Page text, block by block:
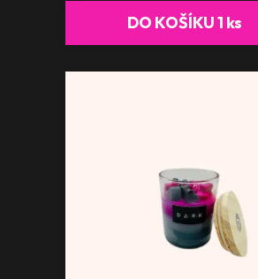
DO KOŠÍKU1 ks